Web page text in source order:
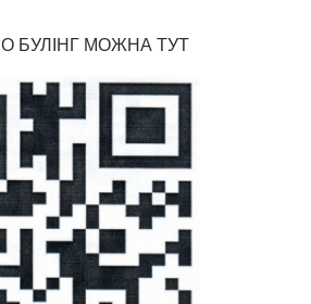
БУЛІНГ МОЖНА ТУТ